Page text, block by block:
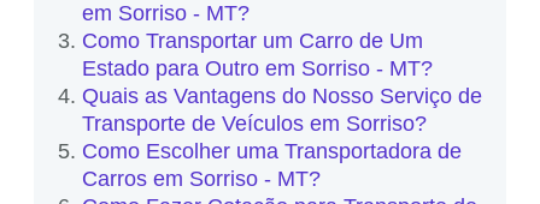
em Sorriso - MT?
Como Transportar um Carro de Um
Estado para Outro em Sorriso - MT?
Quais as Vantagens do Nosso Serviço de
Transporte de Veículos em Sorriso?
Como Escolher uma Transportadora de
Carros em Sorriso - MT?